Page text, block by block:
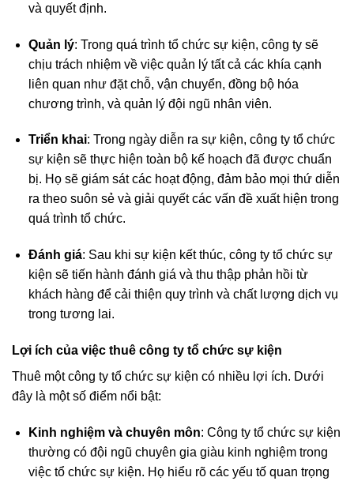
và quyết định.
Quản lý: Trong quá trình tổ chức sự kiện, công ty sẽ
chịu trách nhiệm về việc quản lý tất cả các khía cạnh
liên quan như đặt chỗ, vận chuyển, đồng bộ hóa
chương trình, và quản lý đội ngũ nhân viên.
Triển khai: Trong ngày diễn ra sự kiện, công ty tổ chức
sự kiện sẽ thực hiện toàn bộ kế hoạch đã được chuẩn
bị. Họ sẽ giám sát các hoạt động, đảm bảo mọi thứ diễn
ra theo suôn sẻ và giải quyết các vấn đề xuất hiện trong
quá trình tổ chức.
Đánh giá: Sau khi sự kiện kết thúc, công ty tổ chức sự
kiện sẽ tiến hành đánh giá và thu thập phản hồi từ
khách hàng để cải thiện quy trình và chất lượng dịch vụ
trong tương lai.
Lợi ích của việc thuê công ty tổ chức sự kiện
Thuê một công ty tổ chức sự kiện có nhiều lợi ích. Dưới
đây là một số điểm nổi bật:
Kinh nghiệm và chuyên môn: Công ty tổ chức sự kiện
thường có đội ngũ chuyên gia giàu kinh nghiệm trong
việc tổ chức sự kiện. Họ hiểu rõ các yếu tố quan trọng